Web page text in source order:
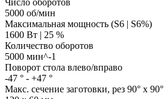
5000 об/мин
Максимальная мощность (S6 | S6%)
1600 Вт | 25 %
Количество оборотов
5000 мин^-1
Поворот стола влево/вправо
-47 ° - +47 °
Макс. сечение заготовки, рез 90° x 90°